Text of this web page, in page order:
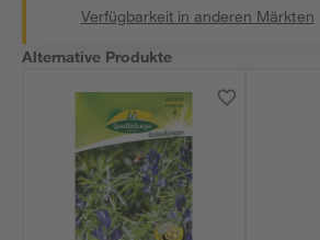
Verfügbarkeit in anderen Märkten
Alternative Produkte